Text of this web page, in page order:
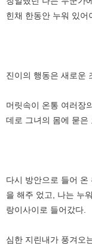
힌채 한동안 누워 있어
진이의 행동은 새로운
머릿속이 온통 여러장
데로 그녀의 몸에 묻은
다시 방안으로 들어 온
을 해주 었고, 나는 누
랑이사이로 들어갔다.
심한 지린내가 풍겨오